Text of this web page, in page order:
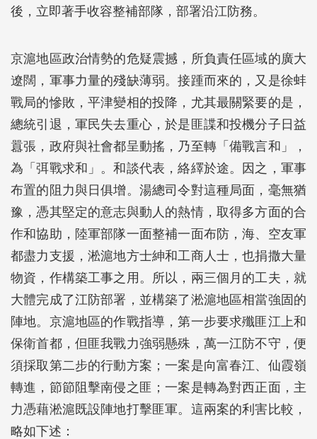
後，立即著手收容整補部隊，部署沿江防務。
京滬地區政治情勢的危疑震撼，所負責任區域的廣大
遼闊，軍事力量的殘缺薄弱。接踵而來的，又是徐蚌
戰局的慘敗，平津變相的投降，尤其最關緊要的是，
總統引退，軍民失去重心，於是匪諜和投機分子日益
囂張，政府與社會都呈動搖，乃至轉「備戰言和」，
為「弭戰求和」。和談代表，絡繹於途。因之，軍事
布置的阻力與日俱增。湯總司令對這種局面，毫無猶
豫，憑其堅定的意志與動人的熱情，取得多方面的合
作和協助，陸軍部隊一面整補一面布防，海、空友軍
都盡力支援，淞滬地方士紳和工商人士，也捐撒大量
物資，作構築工事之用。所以，兩三個月的工夫，就
大體完成了江防部署，並構築了淞滬地區相當強固的
陣地。京滬地區的作戰指導，第一步要求殲匪江上和
保衛首都，但匪我戰力強弱懸殊，萬一江防不守，便
須採取第二步的行動方案；一案是向富春江、仙霞嶺
轉進，節節阻擊南侵之匪；一案是轉為對西正面，主
力憑藉淞滬既設陣地打擊匪軍。這兩案的利害比較，
略如下述：